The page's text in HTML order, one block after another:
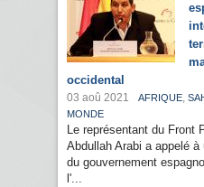
occidental
03 aoû 2021 AFRIQUE,
MONDE
Le représentant du Front
Abdullah Arabi a appelé
du gouvernement
l'...